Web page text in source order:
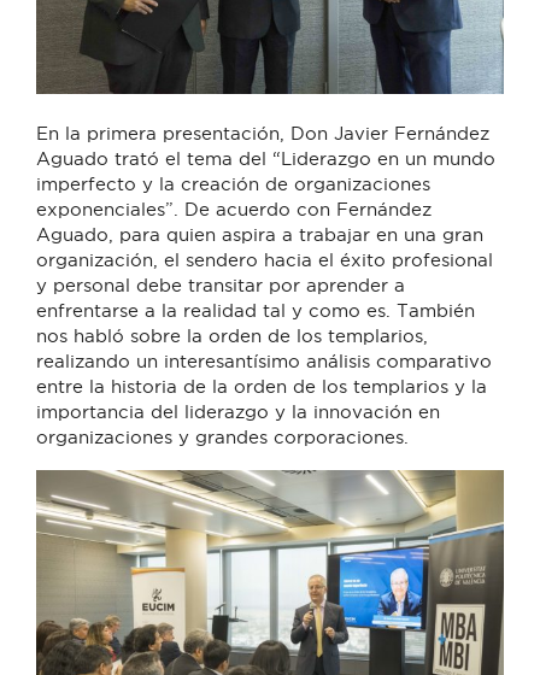
En la primera presentación, Don Javier Fernández
Aguado trató el tema del “Liderazgo en un mundo
imperfecto y la creación de organizaciones
exponenciales”. De acuerdo con Fernández
Aguado, para quien aspira a trabajar en una gran
organización, el sendero hacia el éxito profesional
y personal debe transitar por aprender a
enfrentarse a la realidad tal y como es. También
nos habló sobre la orden de los templarios,
realizando un interesantísimo análisis comparativo
entre la historia de la orden de los templarios y la
importancia del liderazgo y la innovación en
organizaciones y grandes corporaciones.